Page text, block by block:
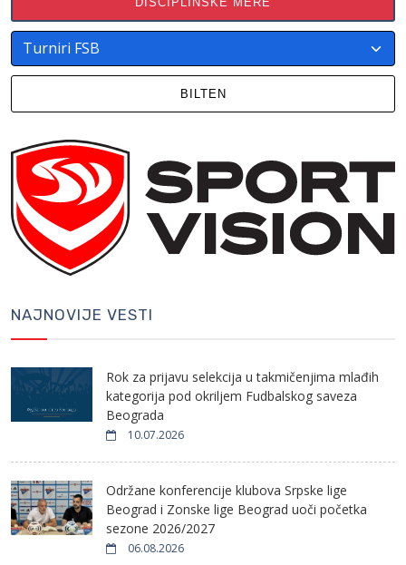
BILTEN
NAJNOVIJE VESTI
Rok za prijavu selekcija u takmičenjima mlađih
kategorija pod okriljem Fudbalskog saveza
Beograda
10.07.2026
Održane konferencije klubova Srpske lige
Beograd i Zonske lige Beograd uoči početka
sezone 2026/2027
06.08.2026